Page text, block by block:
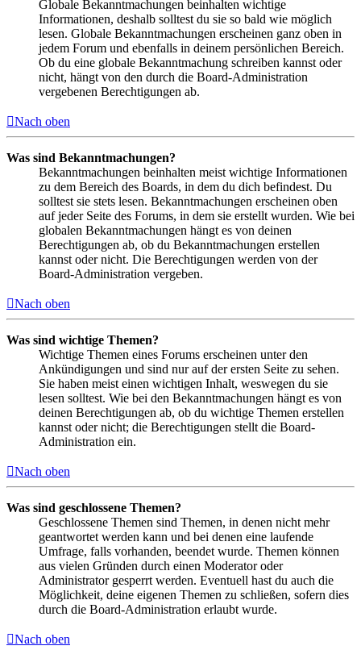
Globale Bekanntmachungen beinhalten wichtige
Informationen, deshalb solltest du sie so bald wie möglich
lesen. Globale Bekanntmachungen erscheinen ganz oben in
jedem Forum und ebenfalls in deinem persönlichen Bereich.
Ob du eine globale Bekanntmachung schreiben kannst oder
nicht, hängt von den durch die Board-Administration
vergebenen Berechtigungen ab.
Nach oben
Was sind Bekanntmachungen?
Bekanntmachungen beinhalten meist wichtige Informationen
zu dem Bereich des Boards, in dem du dich befindest. Du
solltest sie stets lesen. Bekanntmachungen erscheinen oben
auf jeder Seite des Forums, in dem sie erstellt wurden. Wie bei
globalen Bekanntmachungen hängt es von deinen
Berechtigungen ab, ob du Bekanntmachungen erstellen
kannst oder nicht. Die Berechtigungen werden von der
Board-Administration vergeben.
Nach oben
Was sind wichtige Themen?
Wichtige Themen eines Forums erscheinen unter den
Ankündigungen und sind nur auf der ersten Seite zu sehen.
Sie haben meist einen wichtigen Inhalt, weswegen du sie
lesen solltest. Wie bei den Bekanntmachungen hängt es von
deinen Berechtigungen ab, ob du wichtige Themen erstellen
kannst oder nicht; die Berechtigungen stellt die Board-
Administration ein.
Nach oben
Was sind geschlossene Themen?
Geschlossene Themen sind Themen, in denen nicht mehr
geantwortet werden kann und bei denen eine laufende
Umfrage, falls vorhanden, beendet wurde. Themen können
aus vielen Gründen durch einen Moderator oder
Administrator gesperrt werden. Eventuell hast du auch die
Möglichkeit, deine eigenen Themen zu schließen, sofern dies
durch die Board-Administration erlaubt wurde.
Nach oben